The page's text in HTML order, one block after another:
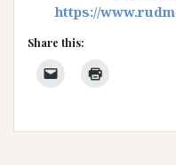
https://
Share this: